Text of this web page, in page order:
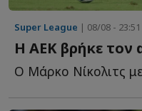
Super League | 08/08 - 23:51
Η ΑΕΚ βρήκε τον